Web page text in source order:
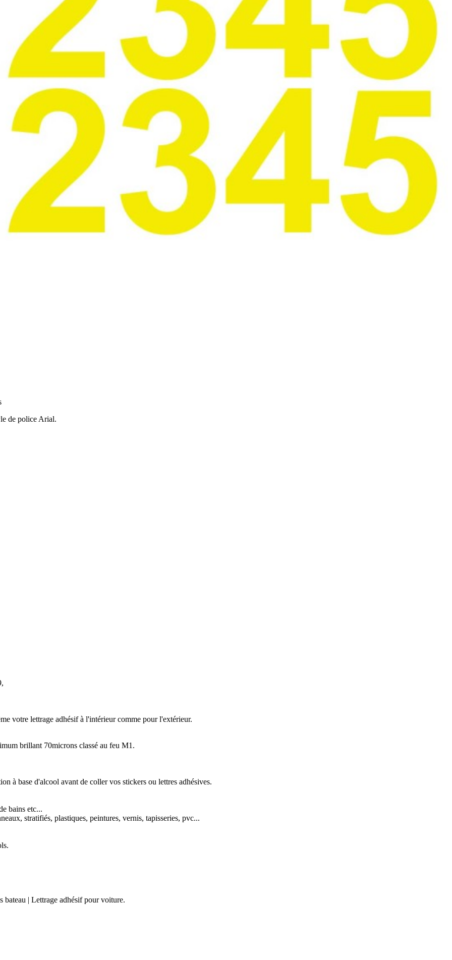
de police Arial.
votre lettrage adhésif à l'intérieur comme pour l'extérieur.
brillant 70microns classé au feu M1.
à base d'alcool avant de coller vos stickers ou lettres adhésives.
bains etc...
stratifiés, plastiques, peintures, vernis, tapisseries, pvc...
bateau | Lettrage adhésif pour voiture.